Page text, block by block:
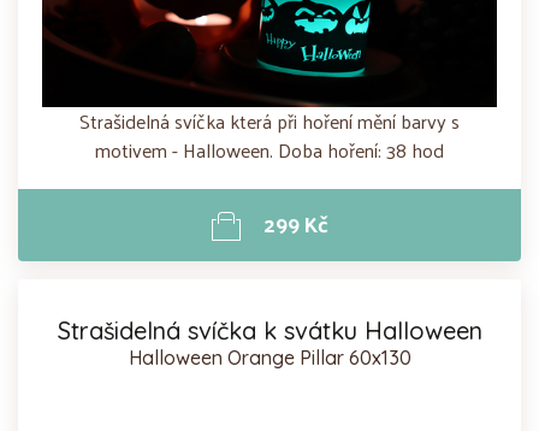
Strašidelná svíčka která při hoření mění barvy s
motivem - Halloween. Doba hoření: 38 hod
299 Kč
Strašidelná svíčka k svátku Halloween
Halloween Orange Pillar 60x130